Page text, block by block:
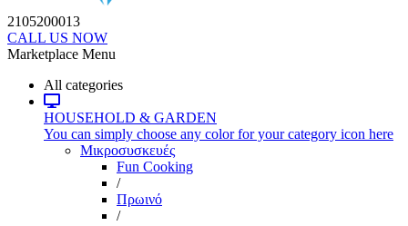
2105200013
CALL US NOW
Marketplace Menu
All categories
HOUSEHOLD & GARDEN
You can simply choose any color for your category icon here
Μικροσυσκευές
Fun Cooking
/
Πρωινό
/